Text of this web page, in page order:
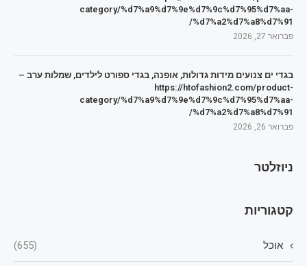
category/%d7%a9%d7%9e%d7%9c%d7%95%d7%aa-
%d7%a2%d7%a8%d7%91/
פברואר 27, 2026
בגדי ים צנועים מידות גדולות, אופנה, בגדי ספורט לילדים, שמלות ערב –
https://htofashion2.com/product-
category/%d7%a9%d7%9e%d7%9c%d7%95%d7%aa-
%d7%a2%d7%a8%d7%91/
פברואר 26, 2026
ניוזלטר
קטגוריות
אוכל (655)